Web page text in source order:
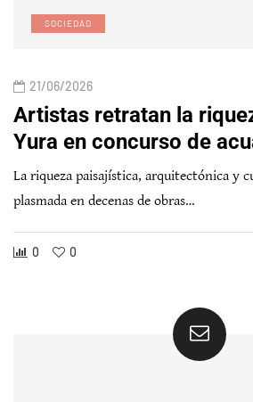
SOCIEDAD
21/06/2026
Artistas retratan la
Yura en concurso de
La riqueza paisajística, arquitectónica y
plasmada en decenas de obras…
0 0